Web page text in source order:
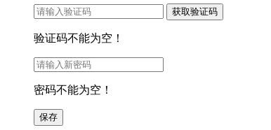
验证码不能为空！
密码不能为空！